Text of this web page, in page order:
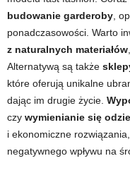
budowanie garderoby ,
ponadczasowości. Warto
z naturalnych materiałów
Alternatywą są także
które oferują unikalne
dając im drugie życie.
czy wymienianie się
i ekonomiczne
negatywnego wpływu na